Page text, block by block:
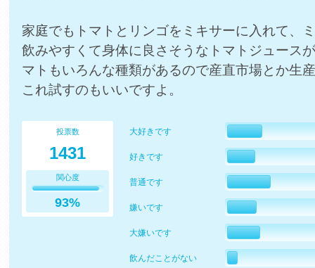
家庭でもトマトとリンゴをミキサーに入れて、
飲みやすくて身体に良さそうなトマトジュース
マトもいろんな種類があるので産直市場とか生
これ試すのもいいですよ。
投票数
1431
関心度
93%
大好きです
好きです
普通です
嫌いです
大嫌いです
飲んだことがない